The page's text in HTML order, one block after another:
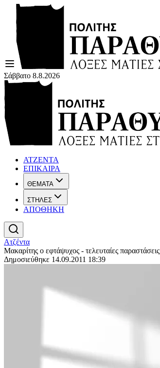
Σάββατο 8.8.2026
ΑΤΖΕΝΤΑ
ΕΠΙΚΑΙΡΑ
ΘΕΜΑΤΑ
ΣΤΗΛΕΣ
ΑΠΟΘΗΚΗ
Ατζέντα
Μακαρίτης ο εφτάψυχος - τελευταίες παραστάσεις
Δημοσιεύθηκε 14.09.2011 18:39